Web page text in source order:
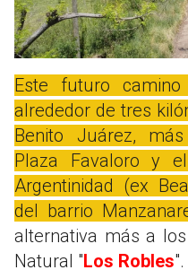
Este futuro
alrededor de tres
Benito Juárez,
Plaza Favaloro y
Argentinidad (ex
del barrio
alternativa más a
Natural "Los Robles".